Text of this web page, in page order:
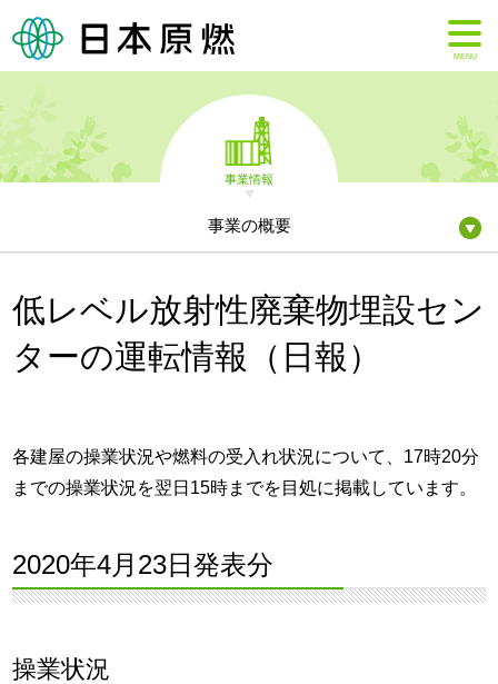
MENU
事業情報
事業の概要
低レベル放射性廃棄物埋設セン
ターの運転情報（日報）
各建屋の操業状況や燃料の受入れ状況について、17時20分
までの操業状況を翌日15時までを目処に掲載しています。
2020年4月23日発表分
操業状況